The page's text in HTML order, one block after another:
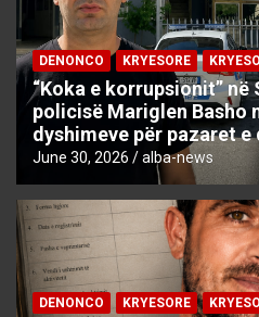
DENONCO KRYESORE
“Koka e korrupsionit” në
policisë Mariglen Basho
dyshimeve për pazaret e
June 30, 2026 alba-news
DENONCO KRYESORE